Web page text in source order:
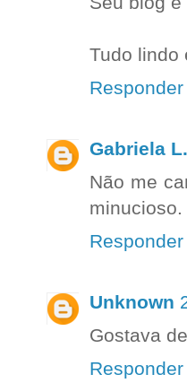
Tudo lindo
Responder
Gabriela
Não me
Responder
Unknown
Gostava
Responder